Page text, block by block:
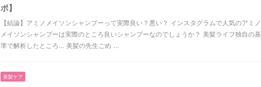
ポ】
【結論】アミノメイソンシャンプーって実際良い？悪い？ インスタグラムで人気のアミノ
メイソンシャンプーは実際のところ良いシャンプーなのでしょうか？ 美髪ライフ独自の基
準で解析したところ… 美髪の先生ごめ ...
美髪ケア